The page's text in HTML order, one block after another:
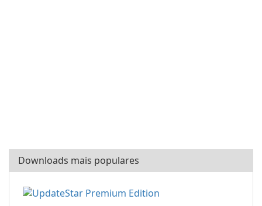
Downloads mais populares